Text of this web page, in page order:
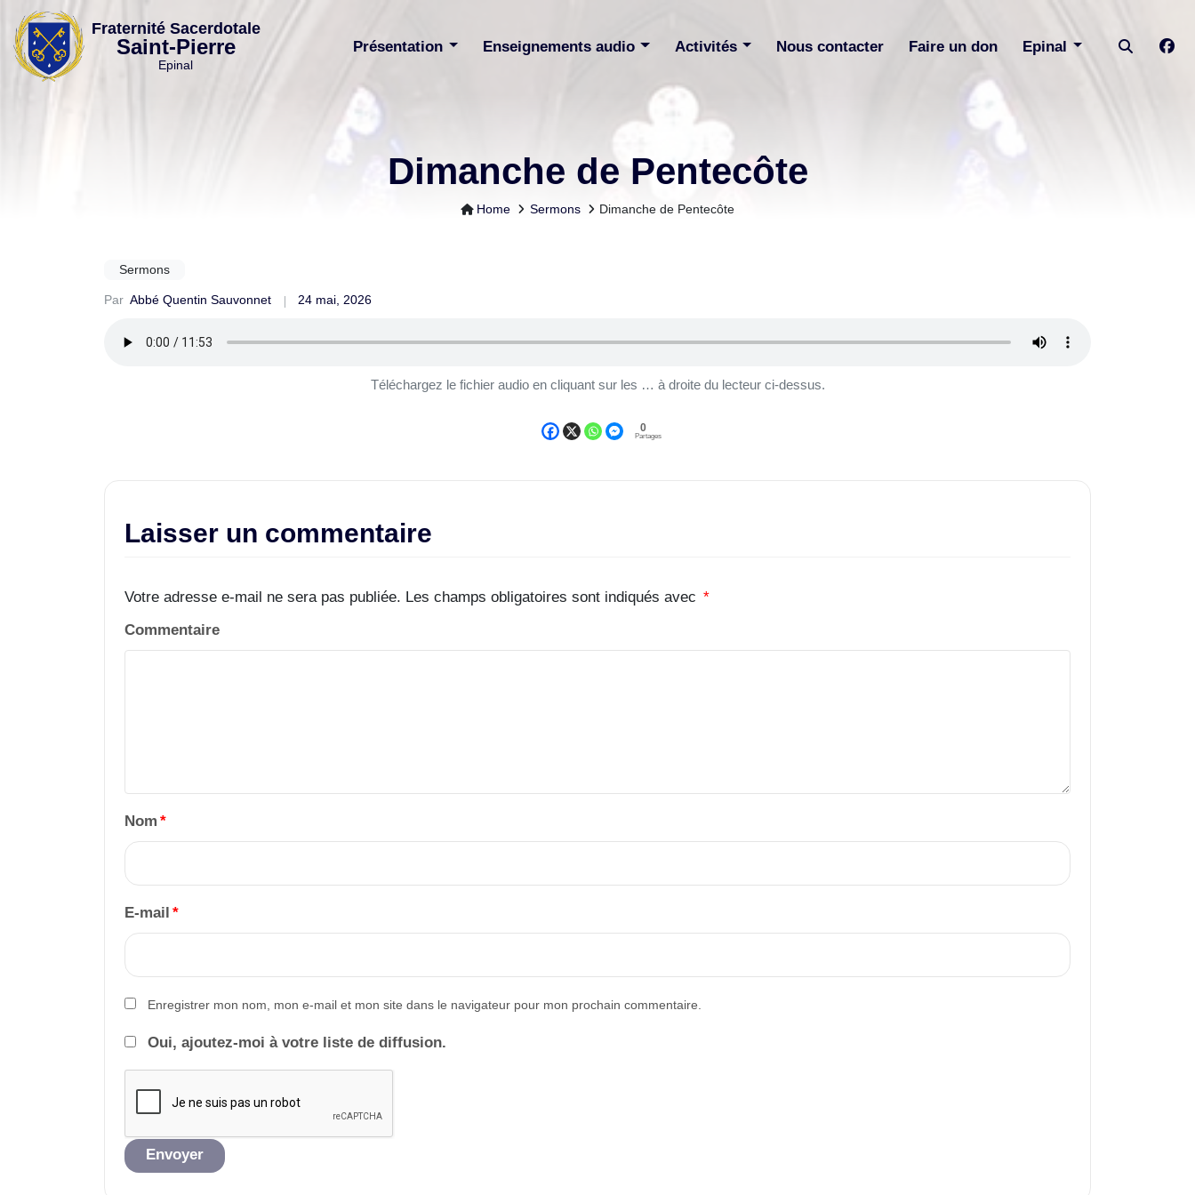
Skip
content
Fraternité Sacerdotale
Saint-Pierre
Epinal
Présentation Enseignements audio Activités Nous contacter Faire un don Epinal
Dimanche de Pentecôte
Home Sermons Dimanche de Pentecôte
Sermons
Par Abbé Quentin Sauvonnet 24 mai, 2026
Téléchargez le fichier audio en cliquant sur les … à droite du lecteur ci-dessus.
0
Partages
Laisser un commentaire
Votre adresse e-mail ne sera pas publiée. Les champs obligatoires sont indiqués avec *
Commentaire
Nom *
E-mail *
Enregistrer mon nom, mon e-mail et mon site dans le navigateur pour mon prochain commentaire.
Oui, ajoutez-moi à votre liste de diffusion.